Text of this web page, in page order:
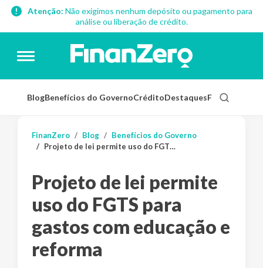
Atenção: Não exigimos nenhum depósito ou pagamento para
análise ou liberação de crédito.
BlogBenefícios do GovernoCréditoDestaquesFinanças
FinanZero Blog
Benefícios do Governo
Projeto de lei permite uso do FGTS para gastos com educação e reforma
Projeto de lei permite
uso do FGTS para
gastos com educação e
reforma